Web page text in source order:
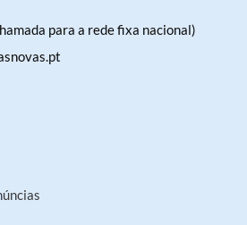
para a rede fixa nacional)